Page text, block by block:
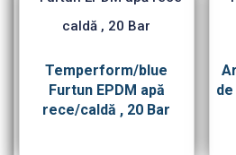
Temperform/blue
Furtun EPDM apă
rece/caldă , 20 Bar